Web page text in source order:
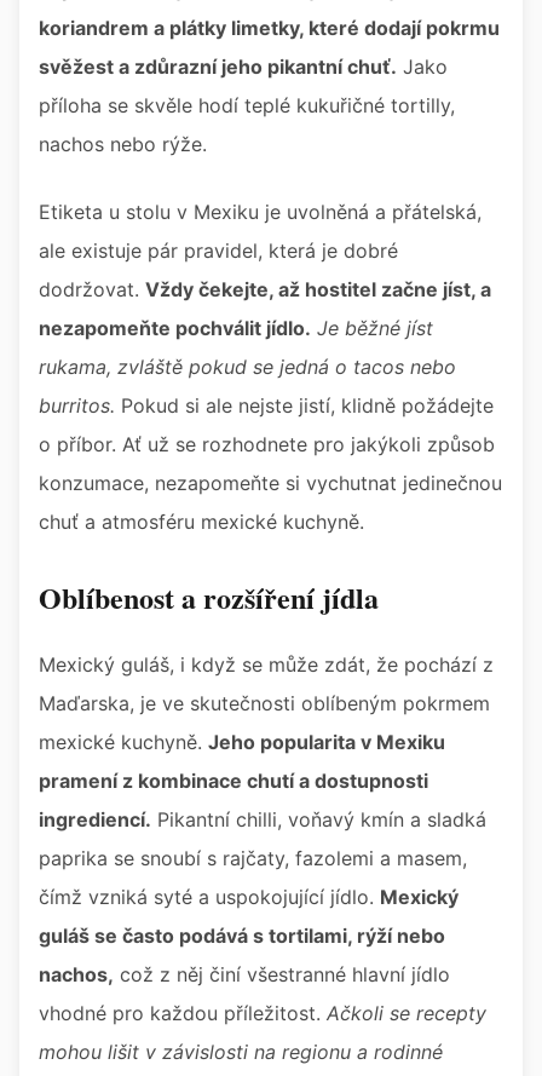
koriandrem a plátky limetky, které dodají pokrmu
svěžest a zdůrazní jeho pikantní chuť. Jako
příloha se skvěle hodí teplé kukuřičné tortilly,
nachos nebo rýže.
Etiketa u stolu v Mexiku je uvolněná a přátelská,
ale existuje pár pravidel, která je dobré
dodržovat. Vždy čekejte, až hostitel začne jíst, a
nezapomeňte pochválit jídlo. Je běžné jíst
rukama, zvláště pokud se jedná o tacos nebo
burritos. Pokud si ale nejste jistí, klidně požádejte
o příbor. Ať už se rozhodnete pro jakýkoli způsob
konzumace, nezapomeňte si vychutnat jedinečnou
chuť a atmosféru mexické kuchyně.
Oblíbenost a rozšíření jídla
Mexický guláš, i když se může zdát, že pochází z
Maďarska, je ve skutečnosti oblíbeným pokrmem
mexické kuchyně. Jeho popularita v Mexiku
pramení z kombinace chutí a dostupnosti
ingrediencí. Pikantní chilli, voňavý kmín a sladká
paprika se snoubí s rajčaty, fazolemi a masem,
čímž vzniká syté a uspokojující jídlo. Mexický
guláš se často podává s tortilami, rýží nebo
nachos, což z něj činí všestranné hlavní jídlo
vhodné pro každou příležitost. Ačkoli se recepty
mohou lišit v závislosti na regionu a rodinné